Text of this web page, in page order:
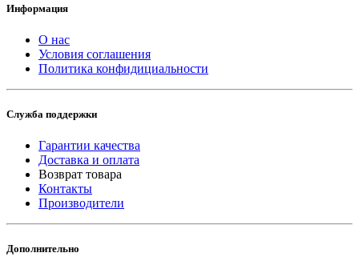
Информация
О нас
Условия соглашения
Политика конфидициальности
Служба поддержки
Гарантии качества
Доставка и оплата
Возврат товара
Контакты
Производители
Дополнительно